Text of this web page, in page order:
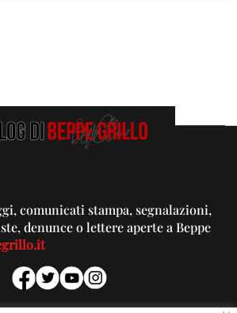
comunicati stampa, segnalazioni,
denunce o lettere aperte a Beppe